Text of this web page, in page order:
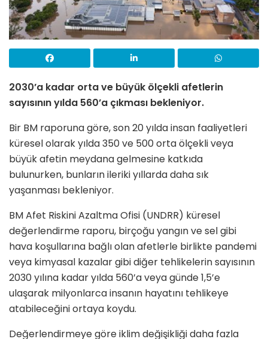
2030’a kadar orta ve büyük ölçekli afetlerin
sayısının yılda 560’a çıkması bekleniyor.
Bir BM raporuna göre, son 20 yılda insan faaliyetleri
küresel olarak yılda 350 ve 500 orta ölçekli veya
büyük afetin meydana gelmesine katkıda
bulunurken, bunların ileriki yıllarda daha sık
yaşanması bekleniyor.
BM Afet Riskini Azaltma Ofisi (UNDRR) küresel
değerlendirme raporu, birçoğu yangın ve sel gibi
hava koşullarına bağlı olan afetlerle birlikte pandemi
veya kimyasal kazalar gibi diğer tehlikelerin sayısının
2030 yılına kadar yılda 560’a veya günde 1,5’e
ulaşarak milyonlarca insanın hayatını tehlikeye
atabileceğini ortaya koydu.
Değerlendirmeye göre iklim değişikliği daha fazla